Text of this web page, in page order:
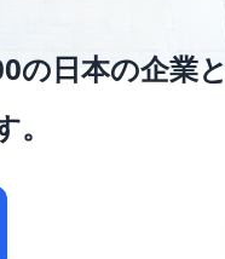
の日本の企業と